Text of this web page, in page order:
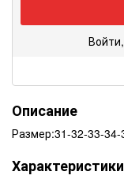
Описание
Размер:31-32-33-34-
Характеристики